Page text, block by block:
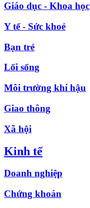
Giáo dục - Khoa học
Y tế - Sức khoẻ
Bạn trẻ
Lối sống
Môi trường khí hậu
Giao thông
Xã hội
Kinh tế
Doanh nghiệp
Chứng khoán